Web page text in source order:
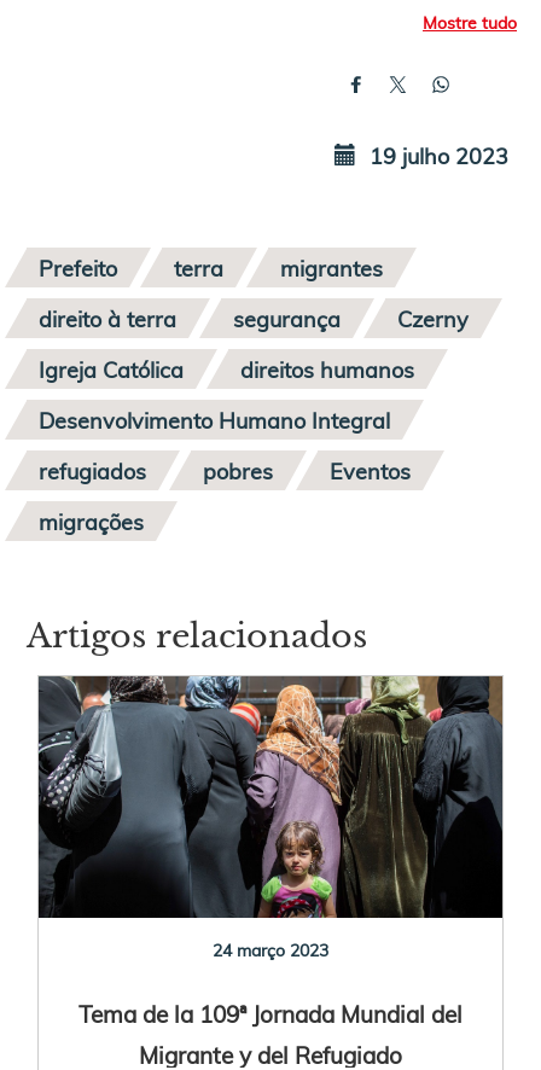
Mostre tudo
19 julho 2023
Prefeito terra
migrantes
direito à terra
segurança
Czerny
Igreja Católica
direitos humanos
Desenvolvimento Humano Integral
refugiados
pobres
Eventos
migrações
Artigos relacionados
24 março 2023
Tema de la 109ª Jornada Mundial del
Migrante y del Refugiado